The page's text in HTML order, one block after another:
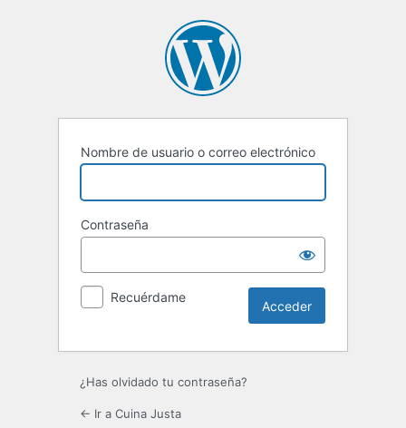
Nombre de usuario o correo electrónico
Contraseña
Recuérdame
¿Has olvidado tu contraseña?
← Ir a Cuina Justa